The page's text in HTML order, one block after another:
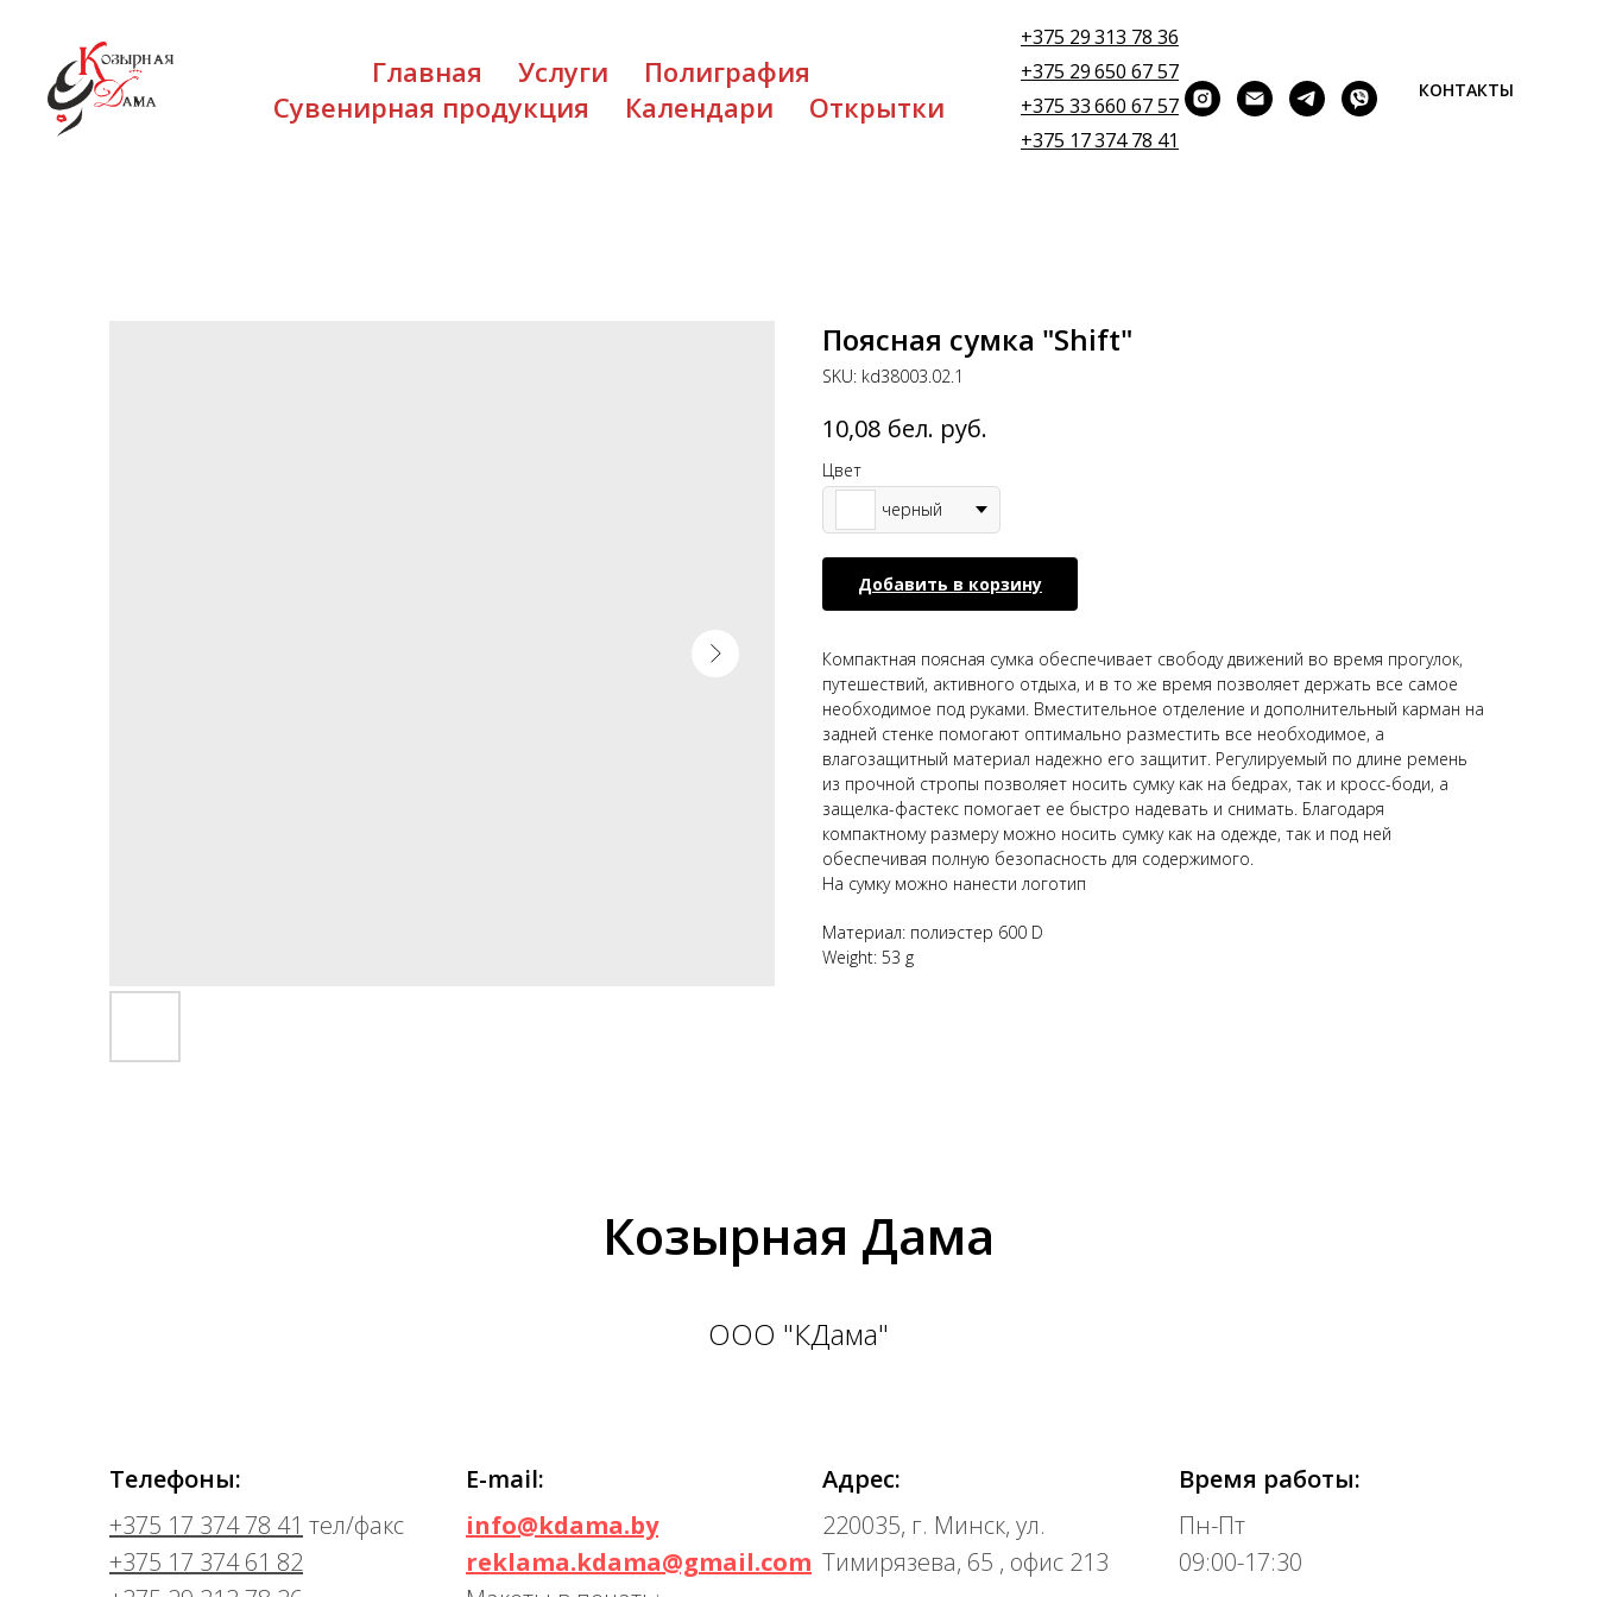
Главная Услуги
Полиграфия
Сувенирная продукция
Календари Открытки
+375 29 313 78 36
+375 29 650 67 57
+375 33 660 67 57
+375 17 374 78 41
КОНТАКТЫ
Поясная сумка "Shift"
SKU: kd38003.02.1
10,08 бел. руб.
Цвет
черный
Добавить в корзину
Компактная поясная сумка обеспечивает свободу движений во время прогулок,
путешествий, активного отдыха, и в то же время позволяет держать все самое
необходимое под руками. Вместительное отделение и дополнительный карман на
задней стенке помогают оптимально разместить все необходимое, а
влагозащитный материал надежно его защитит. Регулируемый по длине ремень
из прочной стропы позволяет носить сумку как на бедрах, так и кросс-боди, а
защелка-фастекс помогает ее быстро надевать и снимать. Благодаря
компактному размеру можно носить сумку как на одежде, так и под ней
обеспечивая полную безопасность для содержимого.
На сумку можно нанести логотип
Материал: полиэстер 600 D
Weight: 53 g
Козырная Дама
ООО "КДама"
Телефоны:
+375 17 374 78 41 тел/факс
+375 17 374 61 82
E-mail:
info@kdama.by
reklama.kdama@gmail.com
Адрес:
220035, г. Минск, ул.
Тимирязева, 65 , офис 213
Время работы:
Пн-Пт
09:00-17:30